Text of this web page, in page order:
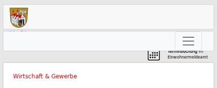
Markt
Terminbuchungim
Einwohnermeldeamt
Wirtschaft & Gewerbe